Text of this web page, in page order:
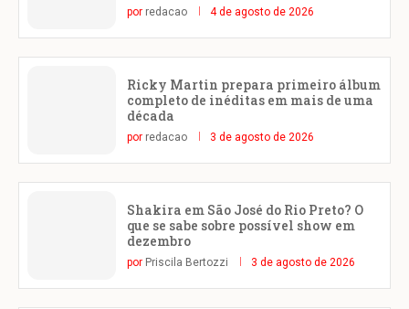
por redacao 4 de agosto de 2026
Ricky Martin prepara primeiro álbum
completo de inéditas em mais de uma
década
por redacao 3 de agosto de 2026
Shakira em São José do Rio Preto? O
que se sabe sobre possível show em
dezembro
por Priscila Bertozzi 3 de agosto de 2026